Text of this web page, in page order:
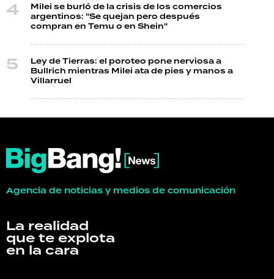
Milei se burló de la crisis de los comercios
argentinos: "Se quejan pero después
compran en Temu o en Shein"
Ley de Tierras: el poroteo pone nerviosa a
Bullrich mientras Milei ata de pies y manos a
Villarruel
Agencia de noticias y medios de comunicación
La realidad
que te explota
en la cara